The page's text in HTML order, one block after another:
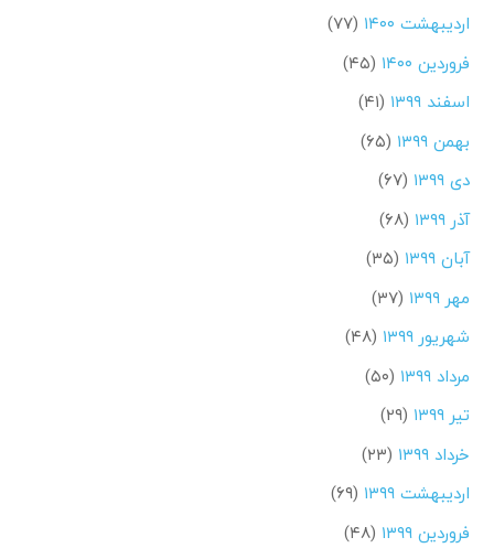
اردیبهشت ۱۴۰۰
(۷۷)
فروردین ۱۴۰۰
(۴۵)
اسفند ۱۳۹۹
(۴۱)
بهمن ۱۳۹۹
(۶۵)
دی ۱۳۹۹
(۶۷)
آذر ۱۳۹۹
(۶۸)
آبان ۱۳۹۹
(۳۵)
مهر ۱۳۹۹
(۳۷)
شهریور ۱۳۹۹
(۴۸)
مرداد ۱۳۹۹
(۵۰)
تیر ۱۳۹۹
(۲۹)
خرداد ۱۳۹۹
(۲۳)
اردیبهشت ۱۳۹۹
(۶۹)
فروردین ۱۳۹۹
(۴۸)